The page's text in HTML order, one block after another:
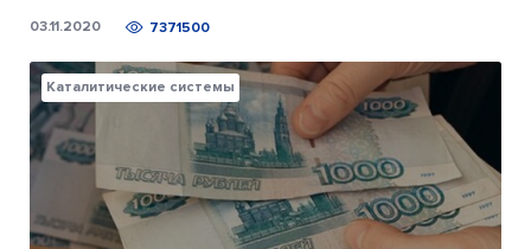
03.11.2020 7371500
Каталитические системы